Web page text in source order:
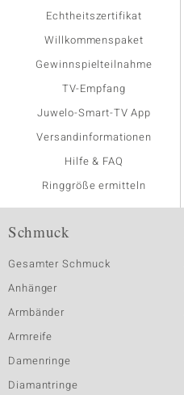
Echtheitszertifikat
Willkommenspaket
Gewinnspielteilnahme
TV-Empfang
Juwelo-Smart-TV App
Versandinformationen
Hilfe & FAQ
Ringgröße ermitteln
Schmuck
Gesamter Schmuck
Anhänger
Armbänder
Armreife
Damenringe
Diamantringe